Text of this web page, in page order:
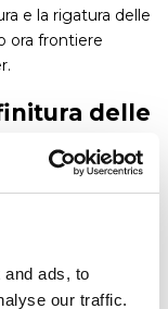
ads, to
our traffic.
e la rigatura delle
ora frontiere
delle
e della
immediate di
che non si